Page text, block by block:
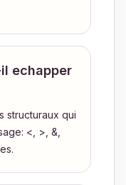
echapper
structuraux qui
<, >, &,